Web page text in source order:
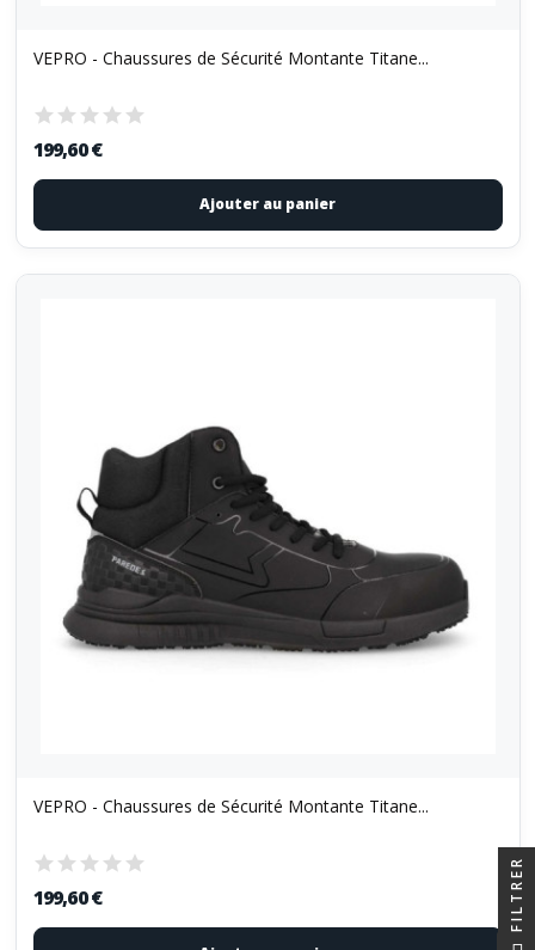
VEPRO - Chaussures de Sécurité Montante Titane...
199,60 €
Ajouter au panier
VEPRO - Chaussures de Sécurité Montante Titane...
199,60 € FILTRER